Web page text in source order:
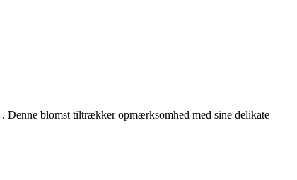
. Denne blomst tiltrækker opmærksomhed med sine delikate